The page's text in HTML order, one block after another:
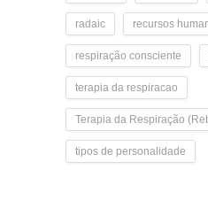
radaic recursos
respiração consciente
terapia da respiracao
Terapia da Respiração
tipos de personalidade